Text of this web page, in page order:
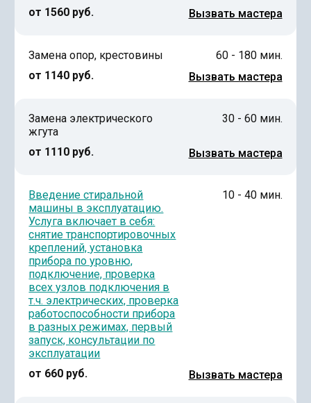
от 1560 руб.
Вызвать мастера
Замена опор, крестовины
от 1140 руб.
60 - 180 мин.
Вызвать мастера
Замена электрического
жгута
от 1110 руб.
30 - 60 мин.
Вызвать мастера
Введение стиральной
машины в эксплуатацию.
Услуга включает в себя:
снятие транспортировочных
креплений, установка
прибора по уровню,
подключение, проверка
всех узлов подключения в
т.ч. электрических, проверка
работоспособности прибора
в разных режимах, первый
запуск, консультации по
эксплуатации
от 660 руб.
10 - 40 мин.
Вызвать мастера